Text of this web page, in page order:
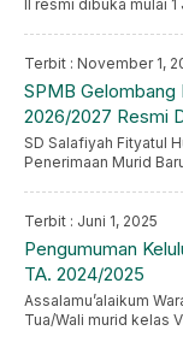
II resmi dibuka mulai 1
Terbit : November 1,
SPMB Gelombang
2026/2027 Resmi
SD Salafiyah Fityatul
Penerimaan Murid
Terbit : Juni 1, 2025
Pengumuman
TA. 2024/2025
Assalamu’alaikum
Tua/Wali murid kelas